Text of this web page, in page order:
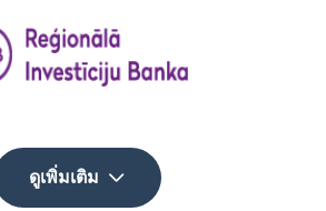
ดูเพิ่มเติม